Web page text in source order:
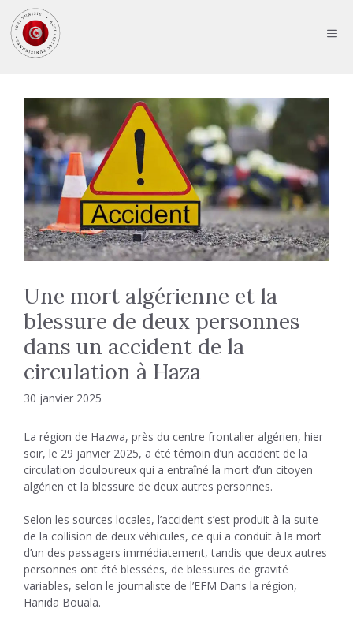
au
contenu
Une mort algérienne et la
blessure de deux personnes
dans un accident de la
circulation à Haza
30 janvier 2025
La région de Hazwa, près du centre frontalier algérien, hier
soir, le 29 janvier 2025, a été témoin d’un accident de la
circulation douloureux qui a entraîné la mort d’un citoyen
algérien et la blessure de deux autres personnes.
Selon les sources locales, l’accident s’est produit à la suite
de la collision de deux véhicules, ce qui a conduit à la mort
d’un des passagers immédiatement, tandis que deux autres
personnes ont été blessées, de blessures de gravité
variables, selon le journaliste de l’EFM Dans la région,
Hanida Bouala.